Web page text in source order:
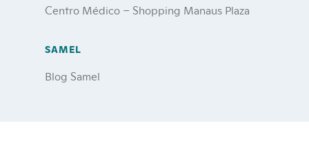
Centro Médico – Shopping Manaus Plaza
SAMEL
Blog Samel